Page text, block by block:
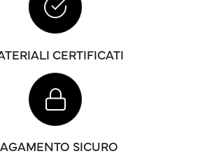
CERTIFICATI
SICURO